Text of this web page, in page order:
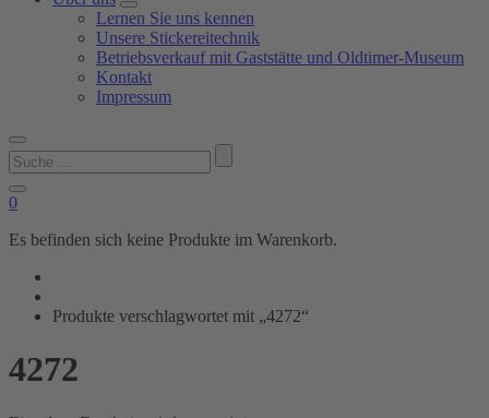
Lernen Sie uns kennen
Unsere Stickereitechnik
Betriebsverkauf mit Gaststätte und Oldtimer-Museum
Kontakt
Impressum
Suchen
nach:
0
Es befinden sich keine Produkte im Warenkorb.
Produkte verschlagwortet mit „4272“
4272